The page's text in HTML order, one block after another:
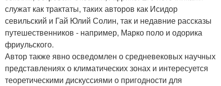
служат как трактаты, таких авторов как Исидор
севильский и Гай Юлий Солин, так и недавние рассказы
путешественников - например, Марко поло и одорика
фриульского.
Автор также явно осведомлен о средневековых научных
представлениях о климатических зонах и интересуется
теоретическими дискуссиями о пригодности для